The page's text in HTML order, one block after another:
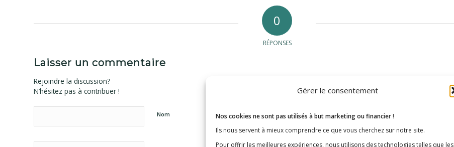
Gérer le consentement
Nos cookies ne sont pas utilisés à but marketing ou financier !
Ils nous servent à mieux comprendre ce que vous cherchez sur notre site.
Pour offrir les meilleures expériences, nous utilisons des technologies telles que les
0
RÉPONSES
Laisser un commentaire
Rejoindre la discussion?
N’hésitez pas à contribuer !
Nom